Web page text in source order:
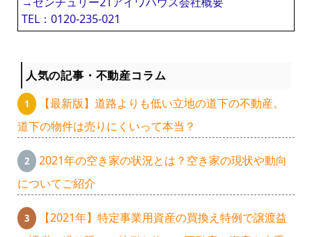
TEL：0120-235-021
人気の記事・不動産コラム
【最新版】道路よりも低い立地の道下の不動産。
道下の物件は売りにくいって本当？
2021年の空き家の状況とは？空き家の現状や動向
についてご紹介
【2021年】特定事業用資産の買換え特例で譲渡益